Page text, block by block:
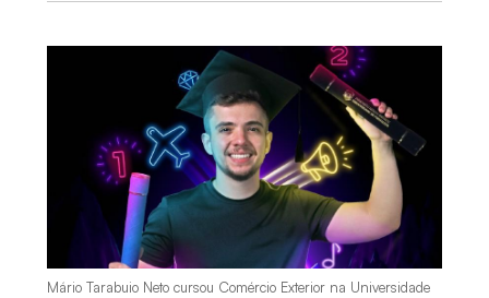
Mário Tarabuio Neto cursou Comércio Exterior na Universidade